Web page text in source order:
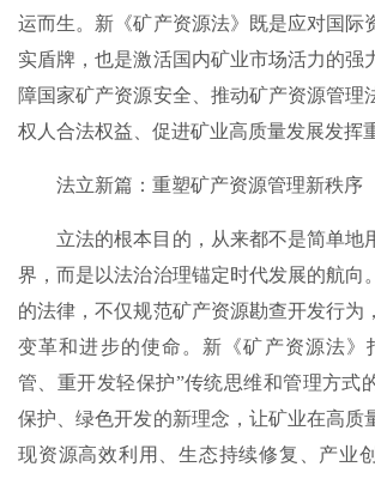
运而生。新《矿产资源法》既是应对国际
实盾牌，也是激活国内矿业市场活力的强
障国家矿产资源安全、推动矿产资源管理
权人合法权益、促进矿业高质量发展发挥
法立新篇：重塑矿产资源管理新秩序
立法的根本目的，从来都不是简单地
界，而是以法治治理锚定时代发展的航向
的法律，不仅规范矿产资源勘查开发行为
变革和进步的使命。新《矿产资源法》
管、重开发轻保护”传统思维和管理方式
保护、绿色开发的新理念，让矿业在高质
现资源高效利用、生态持续修复、产业